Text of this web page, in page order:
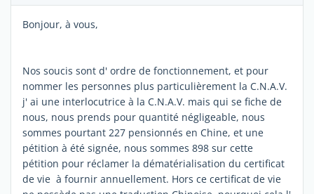
Bonjour, à vous,
Nos soucis sont d' ordre de fonctionnement, et pour
nommer les personnes plus particulièrement la C.N.A.V.
j' ai une interlocutrice à la C.N.A.V. mais qui se fiche de
nous, nous prends pour quantité négligeable, nous
sommes pourtant 227 pensionnés en Chine, et une
pétition à été signée, nous sommes 898 sur cette
pétition pour réclamer la dématérialisation du certificat
de vie à fournir annuellement. Hors ce certificat de vie